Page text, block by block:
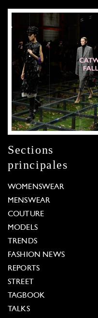
Sections
principales
WOMENSWEAR
MENSWEAR
COUTURE
MODELS
TRENDS
FASHION NEWS
REPORTS
STREET
TAGBOOK
TALKS